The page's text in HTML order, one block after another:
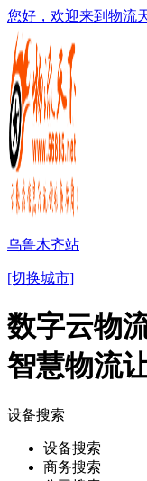
您好，欢迎来到物流
乌鲁木齐站
[切换城市]
数字云物
智慧物流
设备搜索
设备搜索
商务搜索